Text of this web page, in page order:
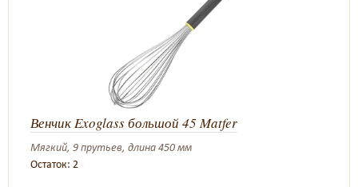
Венчик Exoglass большой 45 Matfer
Мягкий, 9 прутьев, длина 450 мм
Остаток: 2